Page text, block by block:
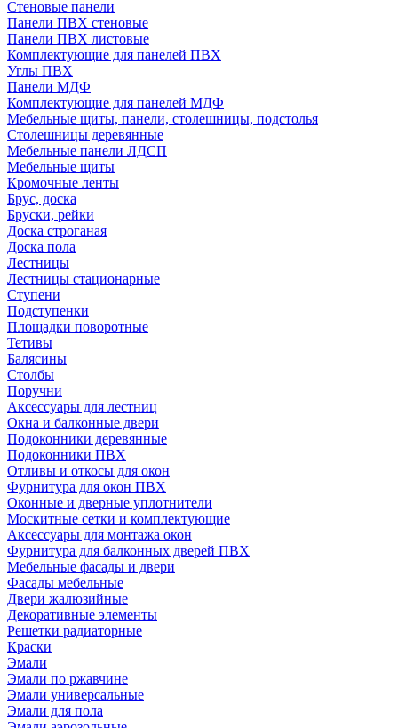
Стеновые панели
Панели ПВХ стеновые
Панели ПВХ листовые
Комплектующие для панелей ПВХ
Углы ПВХ
Панели МДФ
Комплектующие для панелей МДФ
Мебельные щиты, панели, столешницы, подстолья
Столешницы деревянные
Мебельные панели ЛДСП
Мебельные щиты
Кромочные ленты
Брус, доска
Бруски, рейки
Доска строганая
Доска пола
Лестницы
Лестницы стационарные
Ступени
Подступенки
Площадки поворотные
Тетивы
Балясины
Столбы
Поручни
Аксессуары для лестниц
Окна и балконные двери
Подоконники деревянные
Подоконники ПВХ
Отливы и откосы для окон
Фурнитура для окон ПВХ
Оконные и дверные уплотнители
Москитные сетки и комплектующие
Аксессуары для монтажа окон
Фурнитура для балконных дверей ПВХ
Мебельные фасады и двери
Фасады мебельные
Двери жалюзийные
Декоративные элементы
Решетки радиаторные
Краски
Эмали
Эмали по ржавчине
Эмали универсальные
Эмали для пола